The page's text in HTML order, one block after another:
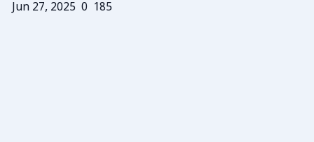
Jun 27, 2025 0 185